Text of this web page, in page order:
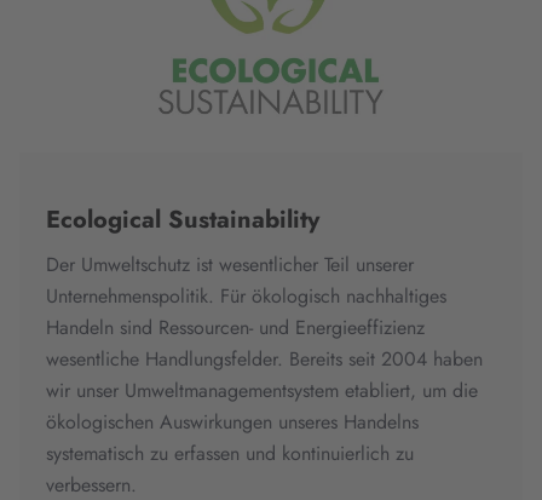
Ecological Sustainability
Der Umweltschutz ist wesentlicher Teil unserer
Unternehmenspolitik. Für ökologisch nachhaltiges
Handeln sind Ressourcen- und Energieeffizienz
wesentliche Handlungsfelder. Bereits seit 2004 haben
wir unser Umweltmanagementsystem etabliert, um die
ökologischen Auswirkungen unseres Handelns
systematisch zu erfassen und kontinuierlich zu
verbessern.